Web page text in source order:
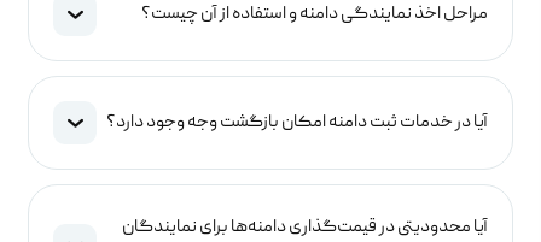
مراحل اخذ نمایندگی دامنه و استفاده از آن چیست؟
آیا در خدمات ثبت دامنه امکان بازگشت وجه وجود دارد؟
آیا محدودیتی در قیمت‌گذاری دامنه‌ها برای نمایندگان